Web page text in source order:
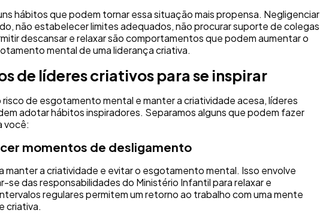
hábitos que podem tornar essa situação mais propensa. Negligenciar
não estabelecer limites adequados, não procurar suporte de colegas
descansar e relaxar são comportamentos que podem aumentar o
mental de uma liderança criativa.
de líderes criativos para se inspirar
risco de esgotamento mental e manter a criatividade acesa, líderes
adotar hábitos inspiradores. Separamos alguns que podem fazer
você:
momentos de desligamento
manter a criatividade e evitar o esgotamento mental. Isso envolve
se das responsabilidades do Ministério Infantil para relaxar e
regulares permitem um retorno ao trabalho com uma mente
criativa.